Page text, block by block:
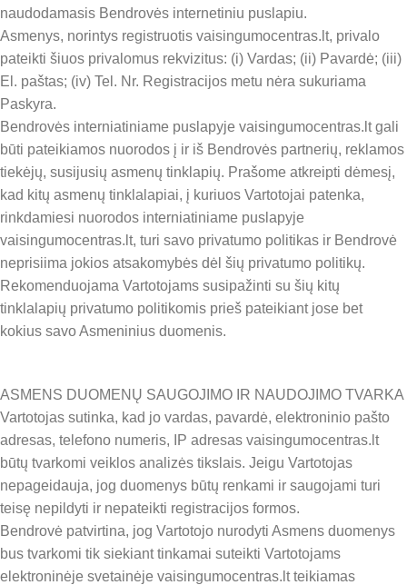
naudodamasis Bendrovės internetiniu puslapiu.
Asmenys, norintys registruotis vaisingumocentras.lt, privalo
pateikti šiuos privalomus rekvizitus: (i) Vardas; (ii) Pavardė; (iii)
El. paštas; (iv) Tel. Nr. Registracijos metu nėra sukuriama
Paskyra.
Bendrovės interniatiniame puslapyje vaisingumocentras.lt gali
būti pateikiamos nuorodos į ir iš Bendrovės partnerių, reklamos
tiekėjų, susijusių asmenų tinklapių. Prašome atkreipti dėmesį,
kad kitų asmenų tinklalapiai, į kuriuos Vartotojai patenka,
rinkdamiesi nuorodos interniatiniame puslapyje
vaisingumocentras.lt, turi savo privatumo politikas ir Bendrovė
neprisiima jokios atsakomybės dėl šių privatumo politikų.
Rekomenduojama Vartotojams susipažinti su šių kitų
tinklalapių privatumo politikomis prieš pateikiant jose bet
kokius savo Asmeninius duomenis.
ASMENS DUOMENŲ SAUGOJIMO IR NAUDOJIMO TVARKA
Vartotojas sutinka, kad jo vardas, pavardė, elektroninio pašto
adresas, telefono numeris, IP adresas vaisingumocentras.lt
būtų tvarkomi veiklos analizės tikslais. Jeigu Vartotojas
nepageidauja, jog duomenys būtų renkami ir saugojami turi
teisę nepildyti ir nepateikti registracijos formos.
Bendrovė patvirtina, jog Vartotojo nurodyti Asmens duomenys
bus tvarkomi tik siekiant tinkamai suteikti Vartotojams
elektroninėje svetainėje vaisingumocentras.lt teikiamas